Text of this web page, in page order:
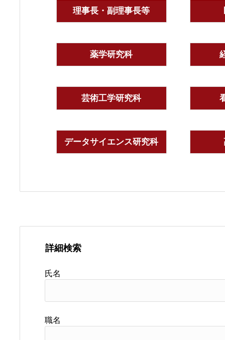
理事長・副理事長等
薬学研究科
芸術工学研究科
データサイエンス研究科
詳細検索
氏名
職名